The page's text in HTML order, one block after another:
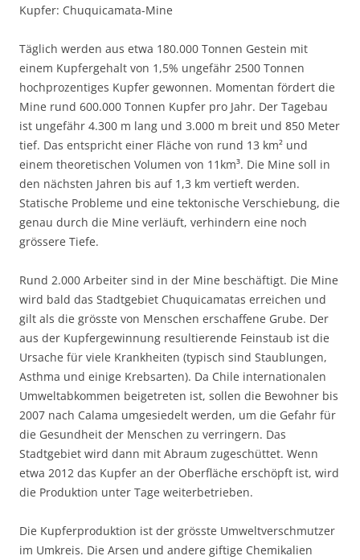
Kupfer: Chuquicamata-Mine
Täglich werden aus etwa 180.000 Tonnen Gestein mit
einem Kupfergehalt von 1,5% ungefähr 2500 Tonnen
hochprozentiges Kupfer gewonnen. Momentan fördert die
Mine rund 600.000 Tonnen Kupfer pro Jahr. Der Tagebau
ist ungefähr 4.300 m lang und 3.000 m breit und 850 Meter
tief. Das entspricht einer Fläche von rund 13 km² und
einem theoretischen Volumen von 11km³. Die Mine soll in
den nächsten Jahren bis auf 1,3 km vertieft werden.
Statische Probleme und eine tektonische Verschiebung, die
genau durch die Mine verläuft, verhindern eine noch
grössere Tiefe.
Rund 2.000 Arbeiter sind in der Mine beschäftigt. Die Mine
wird bald das Stadtgebiet Chuquicamatas erreichen und
gilt als die grösste von Menschen erschaffene Grube. Der
aus der Kupfergewinnung resultierende Feinstaub ist die
Ursache für viele Krankheiten (typisch sind Staublungen,
Asthma und einige Krebsarten). Da Chile internationalen
Umweltabkommen beigetreten ist, sollen die Bewohner bis
2007 nach Calama umgesiedelt werden, um die Gefahr für
die Gesundheit der Menschen zu verringern. Das
Stadtgebiet wird dann mit Abraum zugeschüttet. Wenn
etwa 2012 das Kupfer an der Oberfläche erschöpft ist, wird
die Produktion unter Tage weiterbetrieben.
Die Kupferproduktion ist der grösste Umweltverschmutzer
im Umkreis. Die Arsen und andere giftige Chemikalien